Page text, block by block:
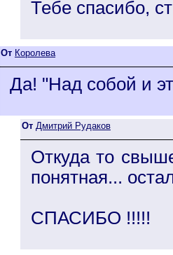
Тебе спасибо,
От Королева
Да! "Над собой и
От Дмитрий Рудаков
Откуда то
понятная...
СПАСИБО !!!!!